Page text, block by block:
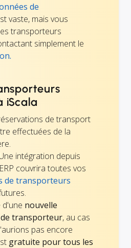
de
vaste, mais vous
transporteurs
simplement le
iScala
de transport
effectuées de la
intégration depuis
couvrira toutes vos
de transporteurs
d'une nouvelle
transporteur, au cas
pas encore
gratuite pour tous les